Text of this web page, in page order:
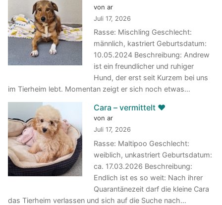
von ar
Juli 17, 2026
Rasse: Mischling Geschlecht:
männlich, kastriert Geburtsdatum:
10.05.2024 Beschreibung: Andrew
ist ein freundlicher und ruhiger
Hund, der erst seit Kurzem bei uns
im Tierheim lebt. Momentan zeigt er sich noch etwas…
Cara – vermittelt ♥️
von ar
Juli 17, 2026
Rasse: Maltipoo Geschlecht:
weiblich, unkastriert Geburtsdatum:
ca. 17.03.2026 Beschreibung:
Endlich ist es so weit: Nach ihrer
Quarantänezeit darf die kleine Cara
das Tierheim verlassen und sich auf die Suche nach…